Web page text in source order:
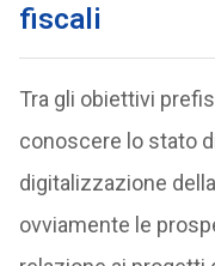
fiscali
Tra gli obiettivi
conoscere lo stato
digitalizzazione
ovviamente le